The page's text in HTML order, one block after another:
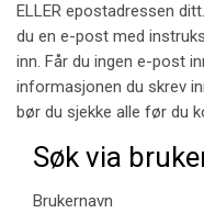
ELLER epostadressen
du en e-post med
inn. Får du ingen e-post
informasjonen du skrev
bør du sjekke alle før du
Søk via
Søk via
Brukernavn